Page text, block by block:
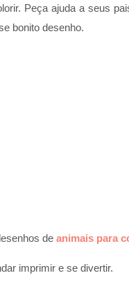
Peça ajuda a seus
bonito desenho.
de animais para
imprimir e se divertir.